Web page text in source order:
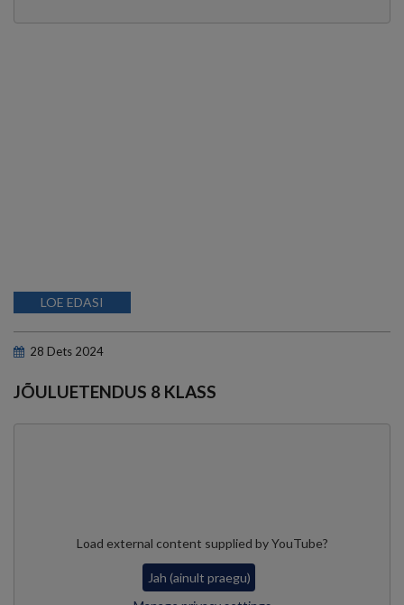
LOE EDASI
28 Dets 2024
JÕULUETENDUS 8 KLASS
Load external content supplied byYouTube?
Jah (ainult praegu)